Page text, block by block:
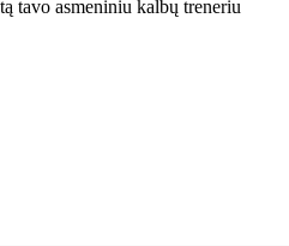
tavo asmeniniu kalbų treneriu